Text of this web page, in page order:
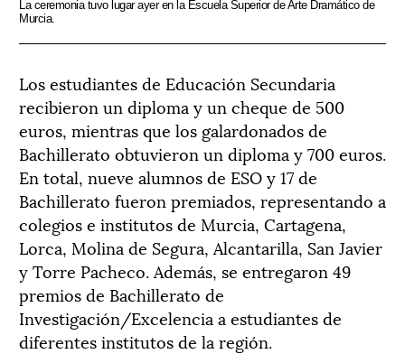
La ceremonia tuvo lugar ayer en la Escuela Superior de Arte Dramático de
Murcia.
Los estudiantes de Educación Secundaria
recibieron un diploma y un cheque de 500
euros, mientras que los galardonados de
Bachillerato obtuvieron un diploma y 700 euros.
En total, nueve alumnos de ESO y 17 de
Bachillerato fueron premiados, representando a
colegios e institutos de Murcia, Cartagena,
Lorca, Molina de Segura, Alcantarilla, San Javier
y Torre Pacheco. Además, se entregaron 49
premios de Bachillerato de
Investigación/Excelencia a estudiantes de
diferentes institutos de la región.